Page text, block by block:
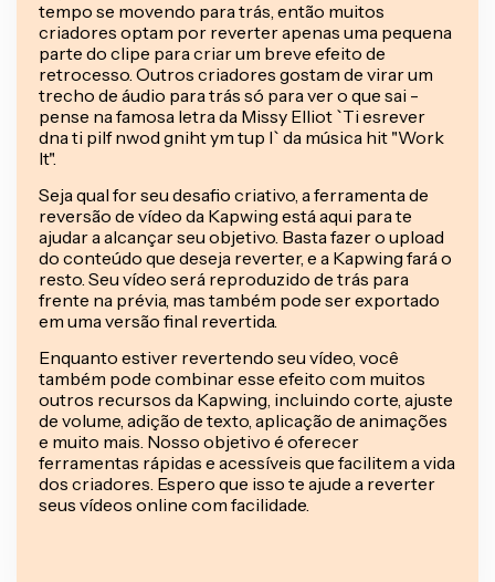
tempo se movendo para trás, então muitos
criadores optam por reverter apenas uma pequena
parte do clipe para criar um breve efeito de
retrocesso. Outros criadores gostam de virar um
trecho de áudio para trás só para ver o que sai -
pense na famosa letra da Missy Elliot `Ti esrever
dna ti pilf nwod gniht ym tup I` da música hit "Work
It".
Seja qual for seu desafio criativo, a ferramenta de
reversão de vídeo da Kapwing está aqui para te
ajudar a alcançar seu objetivo. Basta fazer o upload
do conteúdo que deseja reverter, e a Kapwing fará o
resto. Seu vídeo será reproduzido de trás para
frente na prévia, mas também pode ser exportado
em uma versão final revertida.
Enquanto estiver revertendo seu vídeo, você
também pode combinar esse efeito com muitos
outros recursos da Kapwing, incluindo corte, ajuste
de volume, adição de texto, aplicação de animações
e muito mais. Nosso objetivo é oferecer
ferramentas rápidas e acessíveis que facilitem a vida
dos criadores. Espero que isso te ajude a reverter
seus vídeos online com facilidade.